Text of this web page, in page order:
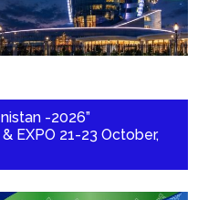
-2026”
EXPO 21-23 October,